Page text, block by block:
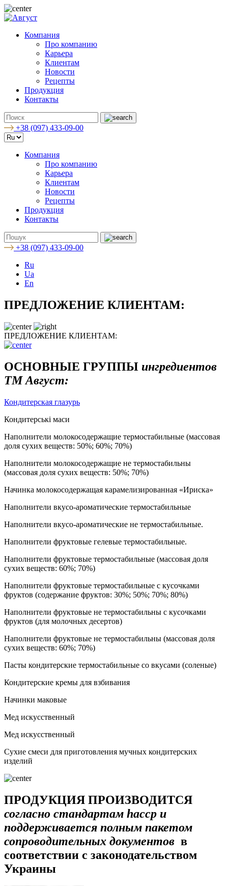
Компания
Про компанию
Карьера
Клиентам
Новости
Рецепты
Продукция
Контакты
+38 (097) 433-09-00
Компания
Про компанию
Карьера
Клиентам
Новости
Рецепты
Продукция
Контакты
+38 (097) 433-09-00
Ru
Ua
En
ПРЕДЛОЖЕНИЕ КЛИЕНТАМ:
ПРЕДЛОЖЕНИЕ КЛИЕНТАМ:
ОСНОВНЫЕ ГРУППЫ ингредиентов
ТМ Август:
Кондитерская глазурь
Кондитерські маси
Наполнители молокосодержащие термостабильные (массовая
доля сухих веществ: 50%; 60%; 70%)
Наполнители молокосодержащие не термостабильны
(массовая доля сухих веществ: 50%; 70%)
Начинка молокосодержащая карамелизированная «Ириска»
Наполнители вкусо-ароматические термостабильные
Наполнители вкусо-ароматические не термостабильные.
Наполнители фруктовые гелевые термостабильные.
Наполнители фруктовые термостабильные (массовая доля
сухих веществ: 60%; 70%)
Наполнители фруктовые термостабильные с кусочками
фруктов (содержание фруктов: 30%; 50%; 70%; 80%)
Наполнители фруктовые не термостабильны с кусочками
фруктов (для молочных десертов)
Наполнители фруктовые не термостабильны (массовая доля
сухих веществ: 60%; 70%)
Пасты кондитерские термостабильные со вкусами (соленые)
Кондитерские кремы для взбивания
Начинки маковые
Мед искусственный
Мед искусственный
Сухие смеси для приготовления мучных кондитерских
изделий
ПРОДУКЦИЯ ПРОИЗВОДИТСЯ
согласно стандартам haccp и
поддерживается полным пакетом
сопроводительных документов в
соответствии с законодательством
Украины